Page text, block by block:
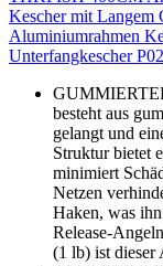
Kescher mit Langem
Aluminiumrahmen
Unterfangkescher P02
besteht aus
gelangt und
Struktur bietet
minimiert
Netzen
Haken, was
Release-
(1 lb) ist dieser